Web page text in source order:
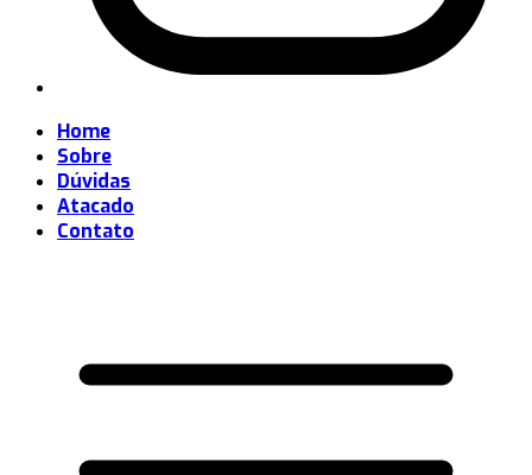
Home
Sobre
Dúvidas
Atacado
Contato